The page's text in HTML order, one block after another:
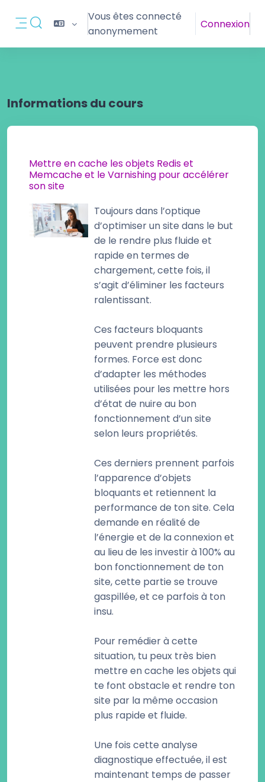
Panneau latéral
Activer/désactiver la saisie de recherche
Vous êtes connecté
anonymement
Connexion
Informations du cours
Mettre en cache les objets Redis et
Memcache et le Varnishing pour accélérer
son site
Toujours dans l’optique
d’optimiser un site dans le but
de le rendre plus fluide et
rapide en termes de
chargement, cette fois, il
s’agit d’éliminer les facteurs
ralentissant.
Ces facteurs bloquants
peuvent prendre plusieurs
formes. Force est donc
d’adapter les méthodes
utilisées pour les mettre hors
d’état de nuire au bon
fonctionnement d’un site
selon leurs propriétés.
Ces derniers prennent parfois
l’apparence d’objets
bloquants et retiennent la
performance de ton site. Cela
demande en réalité de
l’énergie et de la connexion et
au lieu de les investir à 100% au
bon fonctionnement de ton
site, cette partie se trouve
gaspillée, et ce parfois à ton
insu.
Pour remédier à cette
situation, tu peux très bien
mettre en cache les objets qui
te font obstacle et rendre ton
site par la même occasion
plus rapide et fluide.
Une fois cette analyse
diagnostique effectuée, il est
maintenant temps de passer